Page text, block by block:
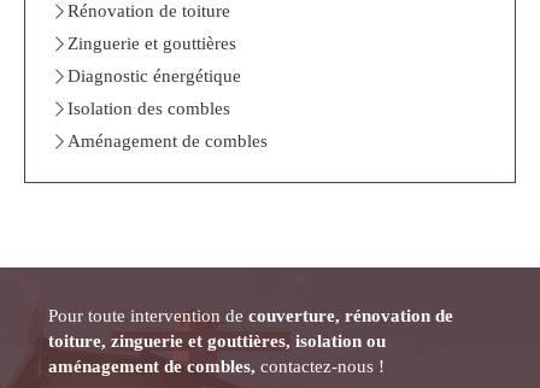
Rénovation de toiture
Zinguerie et gouttières
Diagnostic énergétique
Isolation des combles
Aménagement de combles
Pour toute intervention de couverture, rénovation de
toiture, zinguerie et gouttières, isolation ou
aménagement de combles, contactez-nous !